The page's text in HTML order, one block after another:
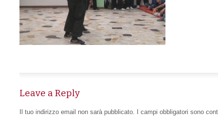
Leave a Reply
Il tuo indirizzo email non sarà pubblicato. I campi obbligatori sono